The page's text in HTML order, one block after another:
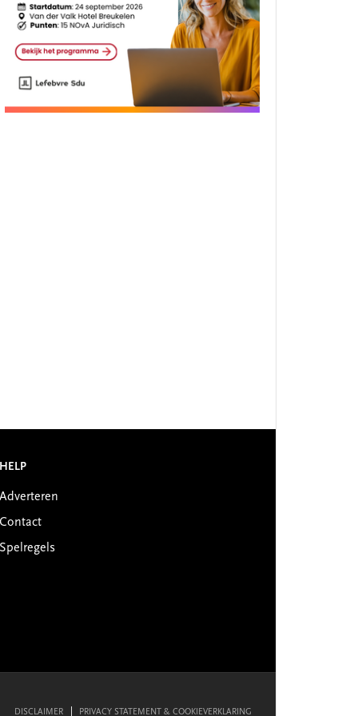
HELP
Adverteren
Contact
Spelregels
DISCLAIMER PRIVACY STATEMENT & COOKIEVERKLARING